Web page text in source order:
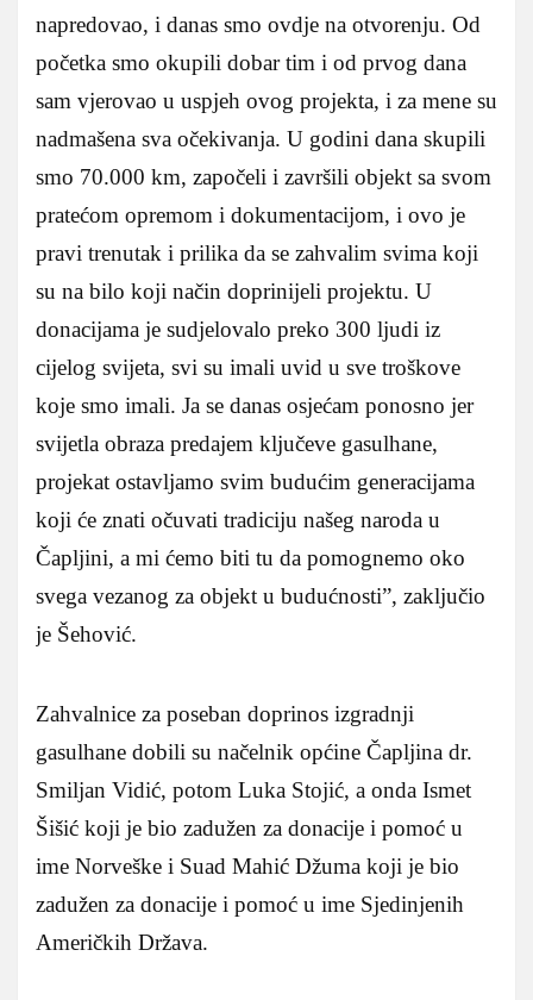
napredovao, i danas smo ovdje na otvorenju. Od
početka smo okupili dobar tim i od prvog dana
sam vjerovao u uspjeh ovog projekta, i za mene su
nadmašena sva očekivanja. U godini dana skupili
smo 70.000 km, započeli i završili objekt sa svom
pratećom opremom i dokumentacijom, i ovo je
pravi trenutak i prilika da se zahvalim svima koji
su na bilo koji način doprinijeli projektu. U
donacijama je sudjelovalo preko 300 ljudi iz
cijelog svijeta, svi su imali uvid u sve troškove
koje smo imali. Ja se danas osjećam ponosno jer
svijetla obraza predajem ključeve gasulhane,
projekat ostavljamo svim budućim generacijama
koji će znati očuvati tradiciju našeg naroda u
Čapljini, a mi ćemo biti tu da pomognemo oko
svega vezanog za objekt u budućnosti”, zaključio
je Šehović.
Zahvalnice za poseban doprinos izgradnji
gasulhane dobili su načelnik općine Čapljina dr.
Smiljan Vidić, potom Luka Stojić, a onda Ismet
Šišić koji je bio zadužen za donacije i pomoć u
ime Norveške i Suad Mahić Džuma koji je bio
zadužen za donacije i pomoć u ime Sjedinjenih
Američkih Država.